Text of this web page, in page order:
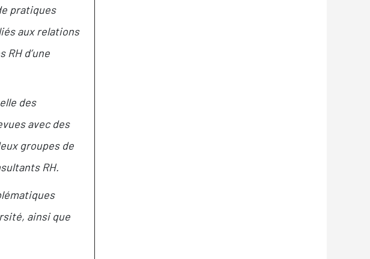
pratiques
aux relations
d’une
des
avec des
groupes de
RH.
ainsi que